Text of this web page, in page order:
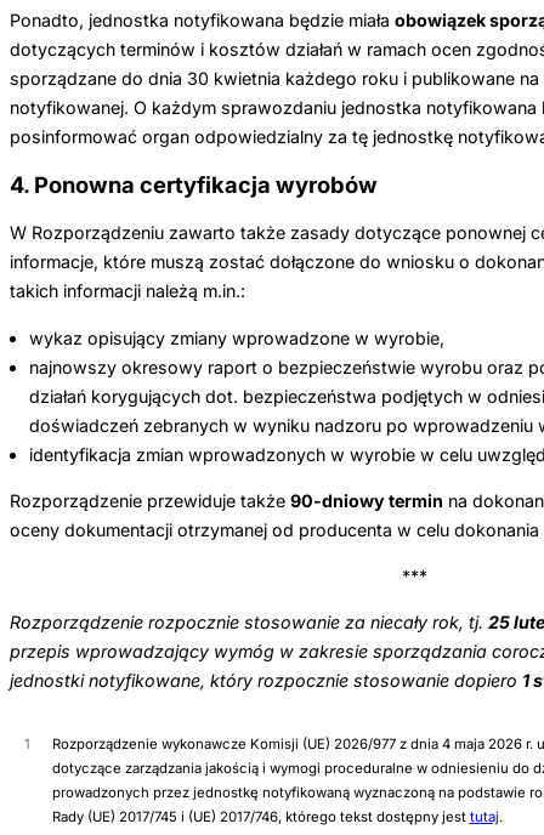
Ponadto, jednostka notyfikowana będzie miała obowiązek
dotyczących terminów i kosztów działań w ramach ocen
sporządzane do dnia 30 kwietnia każdego roku i publikowane
notyfikowanej. O każdym sprawozdaniu jednostka notyfikowana
posinformować organ odpowiedzialny za tę jednostkę
4. Ponowna certyfikacja wyrobów
W Rozporządzeniu zawarto także zasady dotyczące ponownej
informacje, które muszą zostać dołączone do wniosku o
takich informacji należą m.in.:
wykaz opisujący zmiany wprowadzone w wyrobie,
najnowszy okresowy raport o bezpieczeństwie wyrobu oraz
działań korygujących dot. bezpieczeństwa podjętych w
doświadczeń zebranych w wyniku nadzoru po wprowadzeniu
identyfikacja zmian wprowadzonych w wyrobie w celu
Rozporządzenie przewiduje także 90-dniowy termin na
oceny dokumentacji otrzymanej od producenta w celu
***
Rozporządzenie rozpocznie stosowanie za niecały rok, tj. 25
przepis wprowadzający wymóg w zakresie sporządzania
jednostki notyfikowane, który rozpocznie stosowanie dopiero 1
1
Rozporządzenie wykonawcze Komisji (UE) 2026/977 z dnia 4 maja 2026
dotyczące zarządzania jakością i wymogi proceduralne w odniesieniu do
prowadzonych przez jednostkę notyfikowaną wyznaczoną na podstawie
Rady (UE) 2017/745 i (UE) 2017/746, którego tekst dostępny jest tutaj.